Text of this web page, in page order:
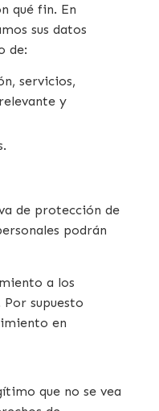
qué fin. En
sus datos
de:
servicios,
y
de protección de
podrán
a los
supuesto
en
que no se vea